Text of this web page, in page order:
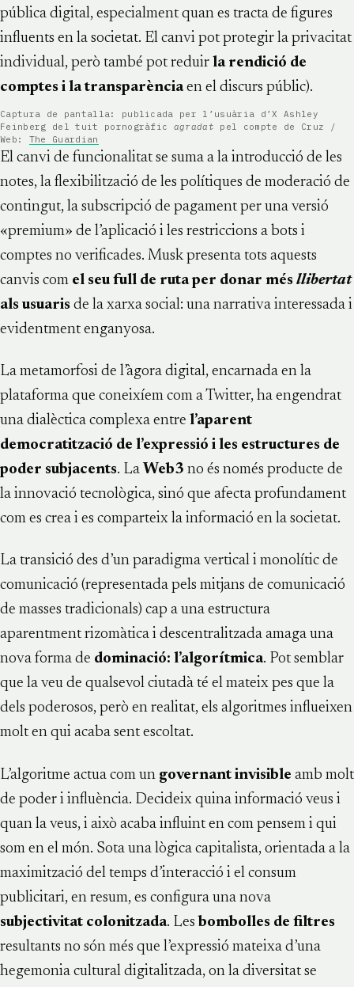
pública digital, especialment quan es tracta de figures
influents en la societat. El canvi pot protegir la privacitat
individual, però també pot reduir la rendició de
comptes i la transparènciaen el discurs públic).
Captura de pantalla: publicada per l’usuària d’X Ashley
Feinberg del tuit pornogràfic agradat pel compte de Cruz /
Web: The Guardian
El canvi de funcionalitat se suma a la introducció de les
notes, la flexibilització de les polítiques de moderació de
contingut, la subscripció de pagament per una versió
«premium» de l’aplicació i les restriccions a bots i
comptes no verificades. Musk presenta tots aquests
canvis com el seu full de ruta per donar més llibertat
als usuaris de la xarxa social: una narrativa interessada i
evidentment enganyosa.
La metamorfosi de l’àgora digital, encarnada en la
plataforma que coneixíem com a Twitter, ha engendrat
una dialèctica complexa entre l’aparent
democratització de l’expressió i les estructures de
poder subjacents. La Web3 no és només producte de
la innovació tecnològica, sinó que afecta profundament
com es crea i es comparteix la informació en la societat.
La transició des d’un paradigma vertical i monolític de
comunicació (representada pels mitjans de comunicació
de masses tradicionals) cap a una estructura
aparentment rizomàtica i descentralitzada amaga una
nova forma de dominació: l’algorítmica. Pot semblar
que la veu de qualsevol ciutadà té el mateix pes que la
dels poderosos, però en realitat, els algoritmes influeixen
molt en qui acaba sent escoltat.
L’algoritme actua com un governant invisible amb molt
de poder i influència. Decideix quina informació veus i
quan la veus, i això acaba influint en com pensem i qui
som en el món. Sota una lògica capitalista, orientada a la
maximització del temps d’interacció i el consum
publicitari, en resum, es configura una nova
subjectivitat colonitzada. Les bombolles de filtres
resultants no són més que l’expressió mateixa d’una
hegemonia cultural digitalitzada, on la diversitat se